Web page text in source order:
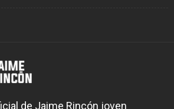
de Jaime Rincón joven